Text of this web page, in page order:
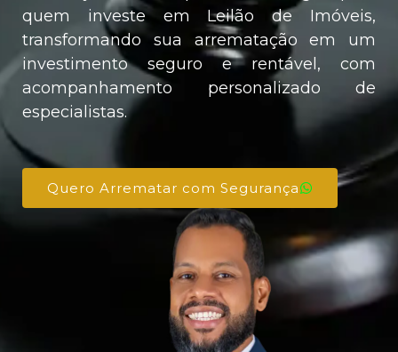
quem investe em Leilão de Imóveis,
transformando sua arrematação em um
investimento seguro e rentável, com
acompanhamento personalizado de
especialistas.
Quero Arrematar com Segurança